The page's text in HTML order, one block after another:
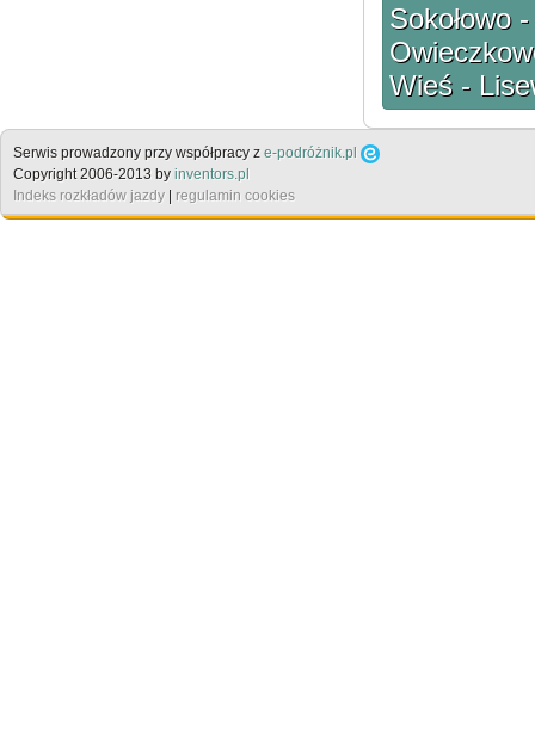
Sokołowo
Wieś -
Serwis prowadzony przy współpracy z e-podróżnik.pl
Copyright 2006-2013 by inventors.pl
Indeks rozkładów jazdy
regulamin cookies